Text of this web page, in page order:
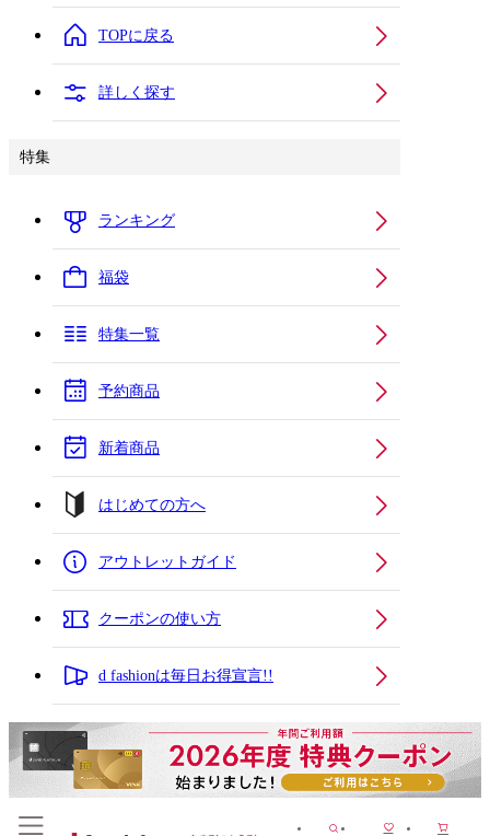
TOPに戻る
詳しく探す
特集
ランキング
福袋
特集一覧
予約商品
新着商品
はじめての方へ
アウトレットガイド
クーポンの使い方
d fashionは毎日お得宣言!!